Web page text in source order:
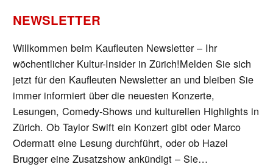
NEWSLETTER
Willkommen beim Kaufleuten Newsletter – Ihr
wöchentlicher Kultur-Insider in Zürich!Melden Sie sich
jetzt für den Kaufleuten Newsletter an und bleiben Sie
immer informiert über die neuesten Konzerte,
Lesungen, Comedy-Shows und kulturellen Highlights in
Zürich. Ob Taylor Swift ein Konzert gibt oder Marco
Odermatt eine Lesung durchführt, oder ob Hazel
Brugger eine Zusatzshow ankündigt – Sie…